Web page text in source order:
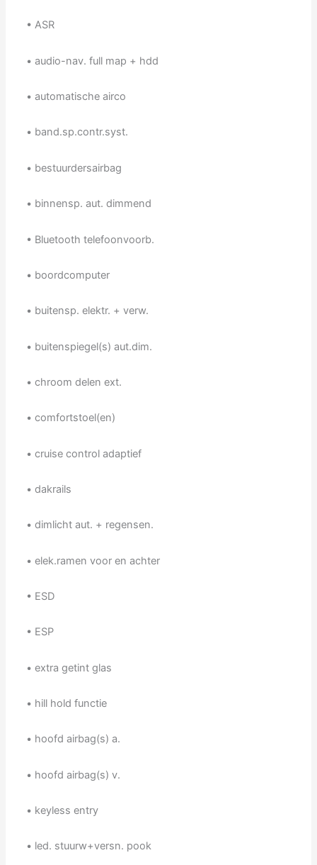
• ASR
• audio-nav. full map + hdd
• automatische airco
• band.sp.contr.syst.
• bestuurdersairbag
• binnensp. aut. dimmend
• Bluetooth telefoonvoorb.
• boordcomputer
• buitensp. elektr. + verw.
• buitenspiegel(s) aut.dim.
• chroom delen ext.
• comfortstoel(en)
• cruise control adaptief
• dakrails
• dimlicht aut. + regensen.
• elek.ramen voor en achter
• ESD
• ESP
• extra getint glas
• hill hold functie
• hoofd airbag(s) a.
• hoofd airbag(s) v.
• keyless entry
• led. stuurw+versn. pook